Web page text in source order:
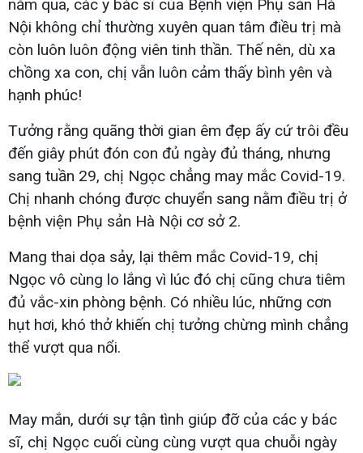
năm qua, các y bác sĩ của Bệnh viện Phụ sản Hà
Nội không chỉ thường xuyên quan tâm điều trị mà
còn luôn luôn động viên tinh thần. Thế nên, dù xa
chồng xa con, chị vẫn luôn cảm thấy bình yên và
hạnh phúc!
Tưởng rằng quãng thời gian êm đẹp ấy cứ trôi đều
đến giây phút đón con đủ ngày đủ tháng, nhưng
sang tuần 29, chị Ngọc chẳng may mắc Covid-19.
Chị nhanh chóng được chuyển sang nằm điều trị ở
bệnh viện Phụ sản Hà Nội cơ sở 2.
Mang thai dọa sảy, lại thêm mắc Covid-19, chị
Ngọc vô cùng lo lắng vì lúc đó chị cũng chưa tiêm
đủ vắc-xin phòng bệnh. Có nhiều lúc, những cơn
hụt hơi, khó thở khiến chị tưởng chừng mình chẳng
thể vượt qua nổi.
May mắn, dưới sự tận tình giúp đỡ của các y bác
sĩ, chị Ngọc cuối cùng cùng vượt qua chuỗi ngày